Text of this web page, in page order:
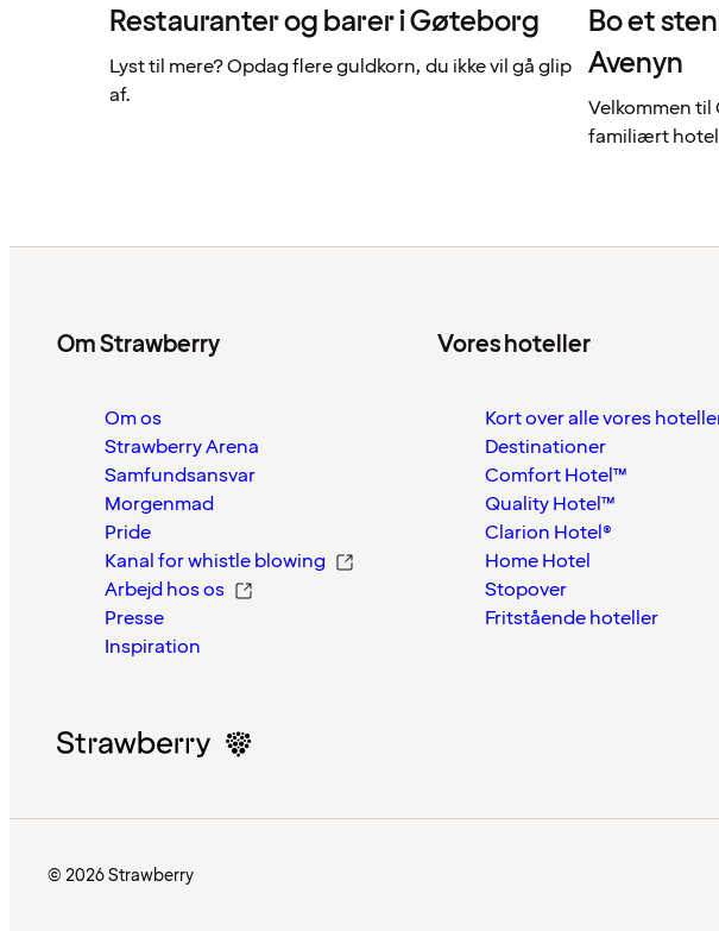
Restauranter og barer i Gøteborg
Lyst til mere? Opdag flere guldkorn, du ikke vil gå glip
af.
Bo et
Avenyn
Velkommen
familiært hotel
Om Strawberry
Om os
Strawberry Arena
Samfundsansvar
Morgenmad
Pride
Kanal for whistle blowing
Arbejd hos os
Presse
Inspiration
Vores hoteller
Kort over alle vores
Destinationer
Comfort Hotel™
Quality Hotel™
Clarion Hotel®
Home Hotel
Stopover
Fritstående hoteller
© 2026 Strawberry